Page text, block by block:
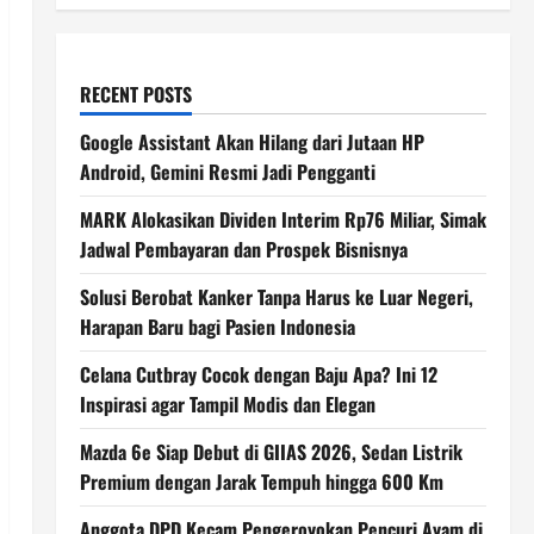
RECENT POSTS
Google Assistant Akan Hilang dari Jutaan HP
Android, Gemini Resmi Jadi Pengganti
MARK Alokasikan Dividen Interim Rp76 Miliar, Simak
Jadwal Pembayaran dan Prospek Bisnisnya
Solusi Berobat Kanker Tanpa Harus ke Luar Negeri,
Harapan Baru bagi Pasien Indonesia
Celana Cutbray Cocok dengan Baju Apa? Ini 12
Inspirasi agar Tampil Modis dan Elegan
Mazda 6e Siap Debut di GIIAS 2026, Sedan Listrik
Premium dengan Jarak Tempuh hingga 600 Km